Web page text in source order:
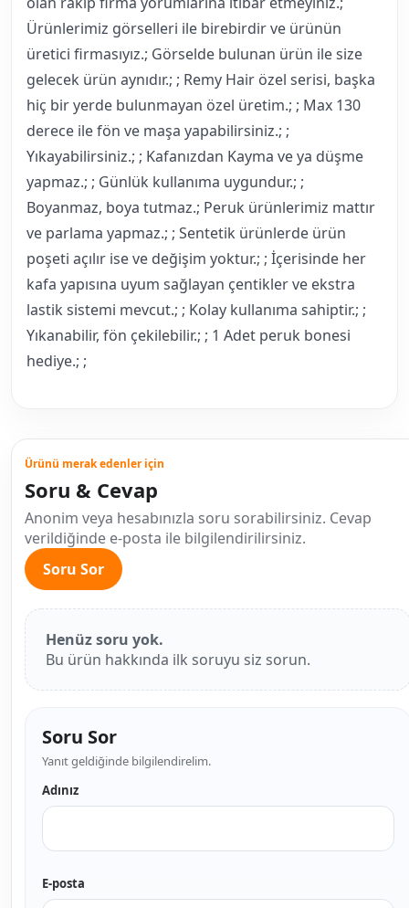
Ürünlerimiz görselleri ile birebirdir ve ürünün
üretici firmasıyız.; Görselde bulunan ürün ile size
gelecek ürün aynıdır.; ; Remy Hair özel serisi, başka
hiç bir yerde bulunmayan özel üretim.; ; Max 130
derece ile fön ve maşa yapabilirsiniz.; ;
Yıkayabilirsiniz.; ; Kafanızdan Kayma ve ya düşme
yapmaz.; ; Günlük kullanıma uygundur.; ;
Boyanmaz, boya tutmaz.; Peruk ürünlerimiz mattır
ve parlama yapmaz.; ; Sentetik ürünlerde ürün
poşeti açılır ise ve değişim yoktur.; ; İçerisinde her
kafa yapısına uyum sağlayan çentikler ve ekstra
lastik sistemi mevcut.; ; Kolay kullanıma sahiptir.; ;
Yıkanabilir, fön çekilebilir.; ; 1 Adet peruk bonesi
hediye.; ;
Ürünü merak edenler için
Soru & Cevap
Anonim veya hesabınızla soru sorabilirsiniz. Cevap
verildiğinde e-posta ile bilgilendirilirsiniz.
Soru Sor
Henüz soru yok.
Bu ürün hakkında ilk soruyu siz sorun.
Soru Sor
Yanıt geldiğinde bilgilendirelim.
Adınız
E-posta